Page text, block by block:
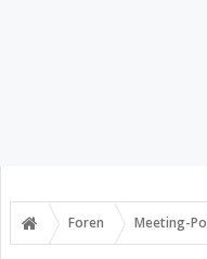
Foren Meeting-